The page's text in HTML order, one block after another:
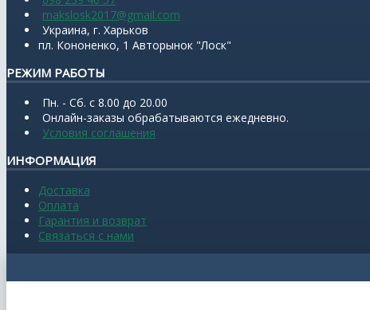
makslosk2017@gmail.com
Украина, г. Харьков
пл. Кононенко, 1 Авторынок "Лоск"
РЕЖИМ РАБОТЫ
Пн. - Сб. с 8.00 до 20.00
Онлайн-заказы обрабатываются ежедневно.
Условия соглашения
ИНФОРМАЦИЯ
Доставка
Оплата
Гарантия и возврат
Связаться с нами